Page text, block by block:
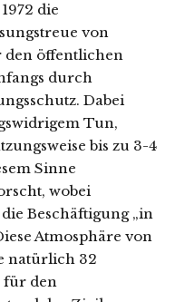
die
von
den öffentlichen
durch
Dabei
Tun,
bis zu 3-4
Sinne
wobei
Beschäftigung „in
Atmosphäre von
natürlich 32
für den